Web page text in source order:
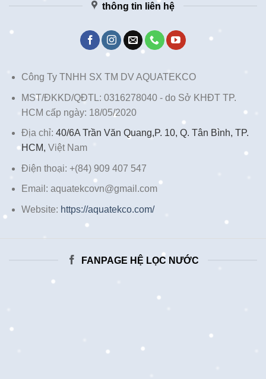
thông tin liên hệ
Công Ty TNHH SX TM DV AQUATEKCO
MST/ĐKKD/QĐTL: 0316278040 - do Sở KHĐT TP.
HCM cấp ngày: 18/05/2020
Địa chỉ: 40/6A Trần Văn Quang,P. 10, Q. Tân Bình, TP.
HCM, Việt Nam
Điện thoại: +(84) 909 407 547
Email: aquatekcovn@gmail.com
Website: https://aquatekco.com/
FANPAGE HỆ LỌC NƯỚC